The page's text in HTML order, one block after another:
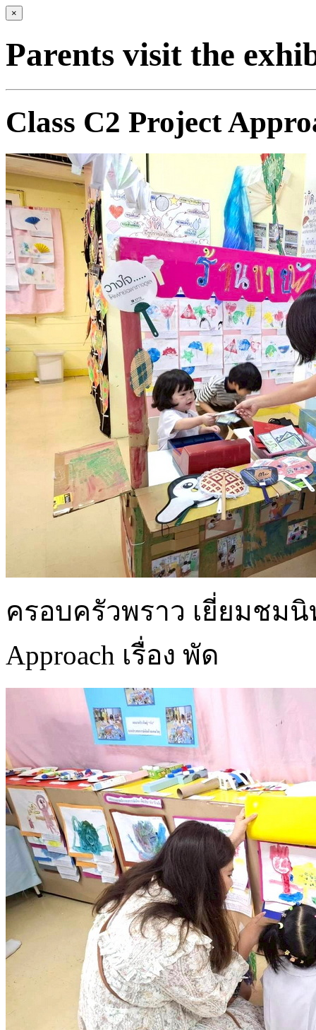
×
Parents visit the
Class C2 Project
ครอบครัวพราว เยี่ยมชมนิ
Approach เรื่อง พัด